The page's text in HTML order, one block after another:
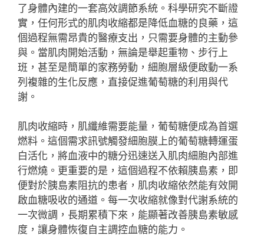
了身體內建的一套高效調節系統。科學研究不斷證
實，任何形式的肌肉收縮都是降低血糖的良藥，這
個過程無需昂貴的醫療支出，只需要身體的主動參
與。當肌肉開始活動，無論是舉起重物、步行上
班，甚至是簡單的家務勞動，細胞層級便啟動一系
列複雜的生化反應，直接促進葡萄糖的利用與代
謝。
肌肉收縮時，肌纖維需要能量，葡萄糖便成為首選
燃料。這個需求訊號觸發細胞膜上的葡萄糖轉運蛋
白活化，將血液中的糖分迅速送入肌肉細胞內部進
行燃燒。更重要的是，這個過程不依賴胰島素，即
便對於胰島素阻抗的患者，肌肉收縮依然能有效開
啟血糖吸收的通道。每一次收縮就像對代謝系統的
一次微調，長期累積下來，能顯著改善胰島素敏感
度，讓身體恢復自主調控血糖的能力。